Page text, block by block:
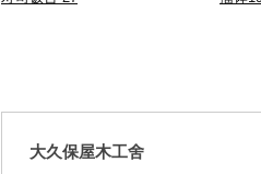
大久保屋木工舍